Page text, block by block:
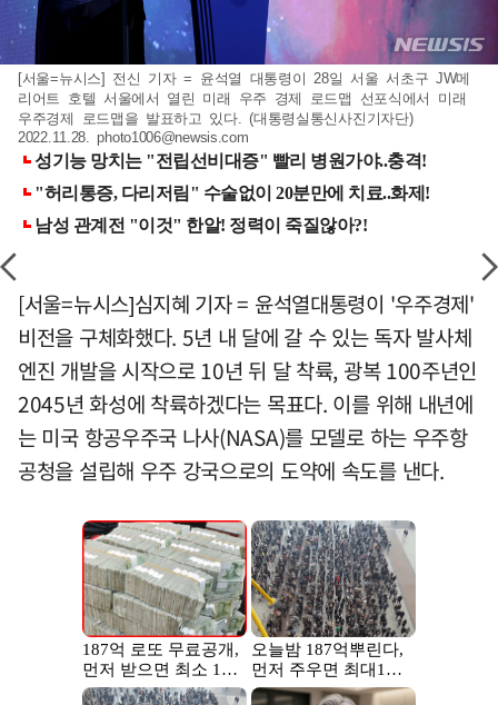
[서울=뉴시스] 전신 기자 = 윤석열 대통령이 28일 서울 서초구 JW메
리어트 호텔 서울에서 열린 미래 우주 경제 로드맵 선포식에서 미래
우주경제 로드맵을 발표하고 있다. (대통령실통신사진기자단)
2022.11.28.photo1006@newsis.com
[서울=뉴시스]심지혜 기자 = 윤석열대통령이 '우주경제'
비전을 구체화했다. 5년 내 달에 갈 수 있는 독자 발사체
엔진 개발을 시작으로 10년 뒤 달 착륙, 광복 100주년인
2045년 화성에 착륙하겠다는 목표다. 이를 위해 내년에
는 미국 항공우주국 나사(NASA)를 모델로 하는 우주항
공청을 설립해 우주 강국으로의 도약에 속도를 낸다.